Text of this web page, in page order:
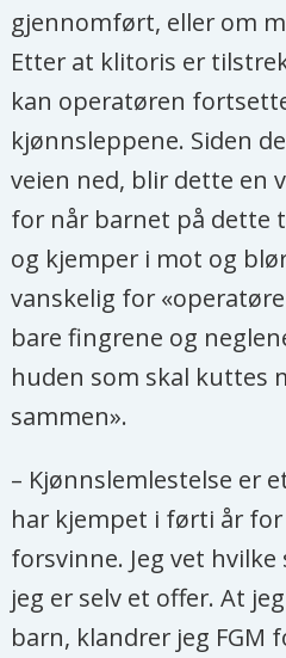
gjennomført, eller om
Etter at klitoris er
kan operatøren
kjønnsleppene. Siden
veien ned, blir dette en
for når barnet på dette
og kjemper i mot og
vanskelig for
bare fingrene og
huden som skal kuttes
sammen».
– Kjønnslemlestelse er
har kjempet i førti år
forsvinne. Jeg vet
jeg er selv et offer. At
barn, klandrer jeg FGM